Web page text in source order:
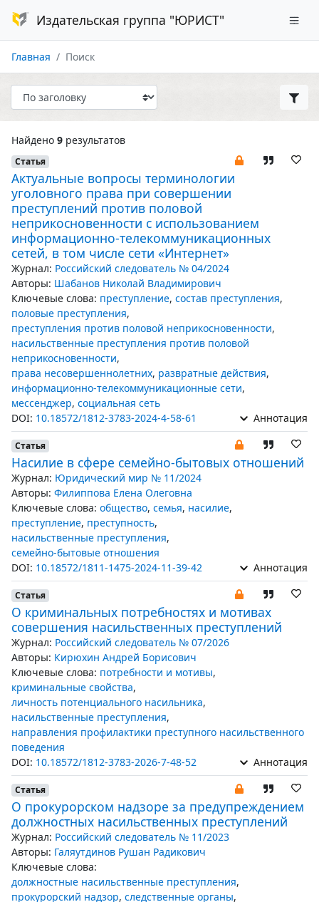
Издательская группа "ЮРИСТ"
Главная Поиск
Найдено 9 результатов
Статья
Актуальные вопросы терминологии
уголовного права при совершении
преступлений против половой
неприкосновенности с использованием
информационно-телекоммуникационных
сетей, в том числе сети «Интернет»
Журнал: Российский следователь № 04/2024
Авторы: Шабанов Николай Владимирович
Ключевые слова: преступление, состав преступления,
половые преступления,
преступления против половой неприкосновенности,
насильственные преступления против половой
неприкосновенности,
права несовершеннолетних, развратные действия,
информационно-телекоммуникационные сети,
мессенджер, социальная сеть
DOI: 10.18572/1812-3783-2024-4-58-61 Аннотация
Статья
Насилие в сфере семейно-бытовых отношений
Журнал: Юридический мир № 11/2024
Авторы: Филиппова Елена Олеговна
Ключевые слова: общество, семья, насилие,
преступление, преступность,
насильственные преступления,
семейно-бытовые отношения
DOI: 10.18572/1811-1475-2024-11-39-42 Аннотация
Статья
О криминальных потребностях и мотивах
совершения насильственных преступлений
Журнал: Российский следователь № 07/2026
Авторы: Кирюхин Андрей Борисович
Ключевые слова: потребности и мотивы,
криминальные свойства,
личность потенциального насильника,
насильственные преступления,
направления профилактики преступного насильственного
поведения
DOI: 10.18572/1812-3783-2026-7-48-52 Аннотация
Статья
О прокурорском надзоре за предупреждением
должностных насильственных преступлений
Журнал: Российский следователь № 11/2023
Авторы: Галяутдинов Рушан Радикович
Ключевые слова:
должностные насильственные преступления,
прокурорский надзор, следственные органы,